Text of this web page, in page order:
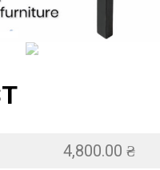
4,800.00 ₴